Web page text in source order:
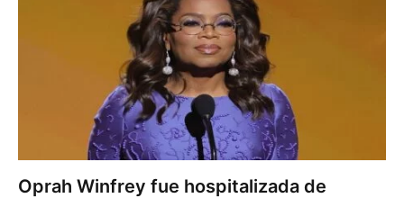
Oprah Winfrey fue hospitalizada de